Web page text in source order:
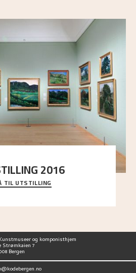
2016
over Nikolai Astrups
i 1900 og frem til i dag.
TIL UTSTILLING
og komponisthjem
Strømkaien 7
Bergen